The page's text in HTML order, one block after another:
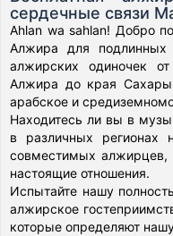
сердечные связи
Ahlan wa sahlan! Добро
Алжира для подлинных
алжирских одиночек
Алжира до края Сахары,
арабское и
Находитесь ли вы в
в различных регионах
совместимых алжирцев,
настоящие отношения.
Испытайте нашу
алжирское
которые определяют